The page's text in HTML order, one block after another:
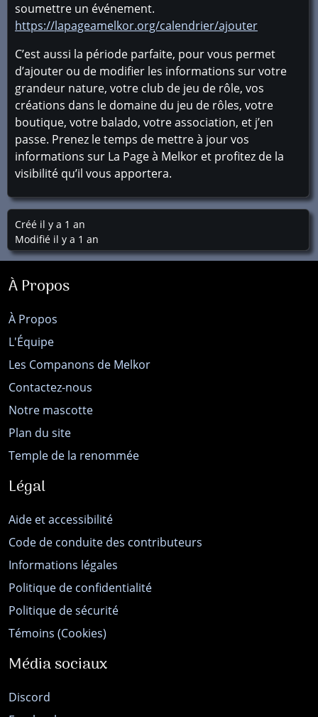
soumettre un événement.
https://lapageamelkor.org/calendrier/ajouter
C’est aussi la période parfaite, pour vous permet
d’ajouter ou de modifier les informations sur votre
grandeur nature, votre club de jeu de rôle, vos
créations dans le domaine du jeu de rôles, votre
boutique, votre balado, votre association, et j’en
passe. Prenez le temps de mettre à jour vos
informations sur La Page à Melkor et profitez de la
visibilité qu’il vous apportera.
Créé il y a 1 an
Modifié il y a 1 an
À Propos
À Propos
L'Équipe
Les Companons de Melkor
Contactez-nous
Notre mascotte
Plan du site
Temple de la renommée
Légal
Aide et accessibilité
Code de conduite des contributeurs
Informations légales
Politique de confidentialité
Politique de sécurité
Témoins (Cookies)
Média sociaux
Discord